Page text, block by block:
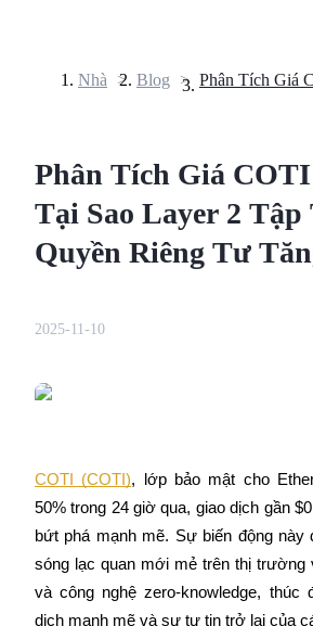
USDT Futures
COIN-M Futures
Futures sử dụng token làm tài sản thế
Nhà > Blog >
Phân Tích Giá
Tại Sao Layer 2 Tập
Quyền Riêng Tư
2025-11-10
COTI (COTI), lớp bảo mật cho
50% trong 24 giờ qua, giao dịch gần
bứt phá mạnh mẽ. Sự biến động này
sóng lạc quan mới mẻ trên thị trường
và công nghệ zero-knowledge, thúc
dịch mạnh mẽ và sự tự tin trở lại của